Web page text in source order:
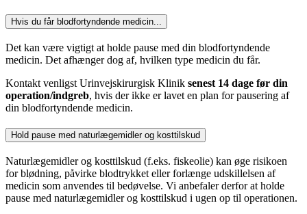
Hvis du får blodfortyndende medicin...
Det kan være vigtigt at holde pause med din blodfortyndende
medicin. Det afhænger dog af, hvilken type medicin du får.
Kontakt venligst Urinvejskirurgisk Klinik senest 14 dage før din
operation/indgreb, hvis der ikke er lavet en plan for pausering af
din blodfortyndende medicin.
Hold pause med naturlægemidler og kosttilskud
Naturlægemidler og kosttilskud (f.eks. fiskeolie) kan øge risikoen
for blødning, påvirke blodtrykket eller forlænge udskillelsen af
medicin som anvendes til bedøvelse. Vi anbefaler derfor at holde
pause med naturlægemidler og kosttilskud i ugen op til operationen.